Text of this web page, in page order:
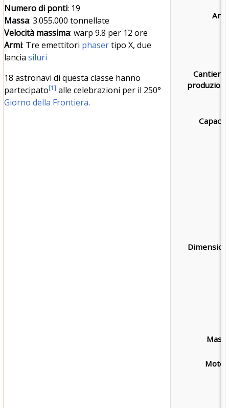
Cantieri
Numero di ponti: 19
Massa: 3.055.000 tonnellate
Velocità massima: warp 9.8 per 12 ore
Armi: Tre emettitori phasertipo X, due
lancia siluri
18 astronavi di questa classe hanno
partecipato[1] alle celebrazioni per il 250°
Giorno della Frontiera.